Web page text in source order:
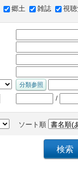
郷土 雑誌 視
/
ソート順